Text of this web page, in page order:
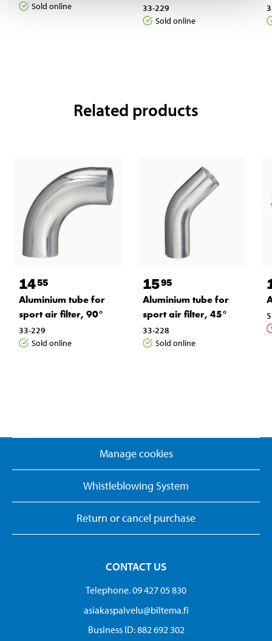
Sold online
33-229
Sold online
Related products
1455
Aluminium tube for
sport air filter, 90°
33-229
Sold online
1595
Aluminium tube for
sport air filter, 45°
33-228
Sold online
Manage cookies
Whistleblowing System
Return or cancel purchase
CONTACT US
Telephone. 09 427 05 830
asiakaspalvelu@biltema.fi
Business ID:​ 882 692 302